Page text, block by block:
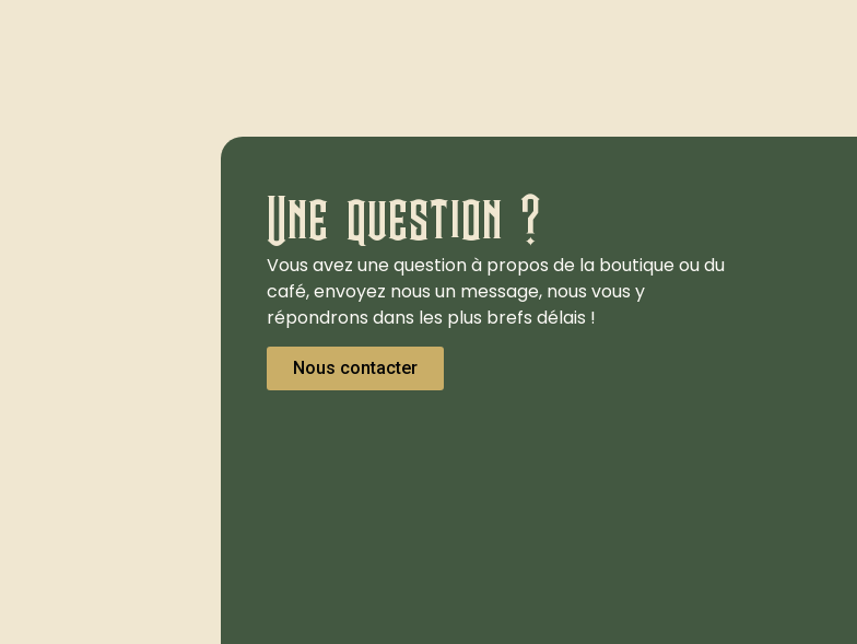
Une question ?
Vous avez une question à propos de la boutique ou du
café, envoyez nous un message, nous vous y
répondrons dans les plus brefs délais !
Nous contacter